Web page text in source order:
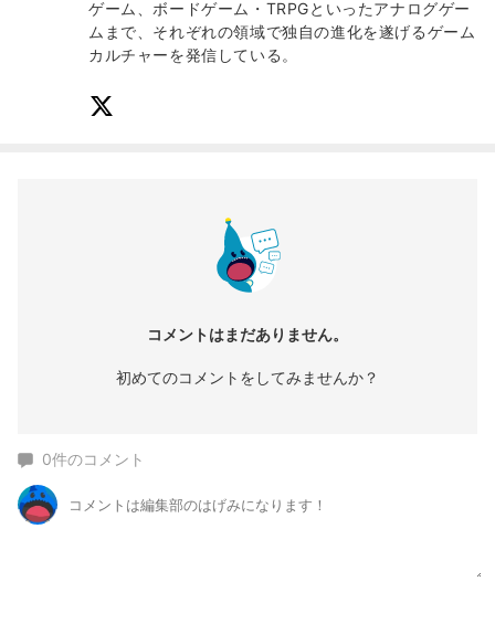
ゲーム、ボードゲーム・TRPGといったアナログゲー
ムまで、それぞれの領域で独自の進化を遂げるゲーム
カルチャーを発信している。
コメントはまだありません。
初めてのコメントをしてみませんか？
0件のコメント